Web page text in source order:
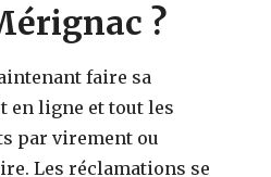
?
faire sa
en ligne et tout les
par virement ou
Les réclamations se